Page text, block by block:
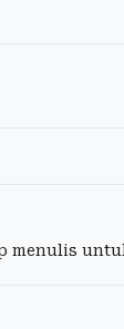
menulis